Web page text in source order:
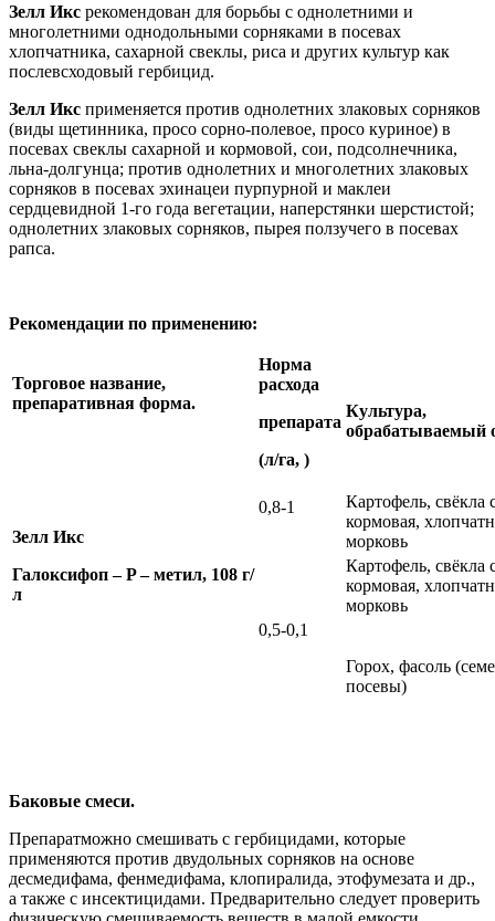
Зелл Икс рекомендован для борьбы с однолетними и
многолетними однодольными сорняками в посевах
хлопчатника, сахарной свеклы, риса и других культур как
послевсходовый гербицид.
Зелл Икс применяется против однолетних злаковых сорняков
(виды щетинника, просо сорно-полевое, просо куриное) в
посевах свеклы сахарной и кормовой, сои, подсолнечника,
льна-долгунца; против однолетних и многолетних злаковых
сорняков в посевах эхинацеи пурпурной и маклеи
сердцевидной 1-го года вегетации, наперстянки шерстистой;
однолетних злаковых сорняков, пырея ползучего в посевах
рапса.
Рекомендации по применению:
Торговое название,
препаративная форма.
Норма
расхода
препарата
(л/га, )
Культура,
обрабатываемый
Зелл Икс
Галоксифоп –P– метил, 108 г/
л
0,8-1
Картофель, свёкла
кормовая,
морковь
Картофель, свёкла
кормовая,
морковь
0,5-0,1
Горох, фасоль
посевы)
Баковые смеси.
Препаратможно смешивать с гербицидами, которые
применяются против двудольных сорняков на основе
десмедифама, фенмедифама, клопиралида, этофумезата и др.,
а также с инсектицидами. Предварительно следует проверить